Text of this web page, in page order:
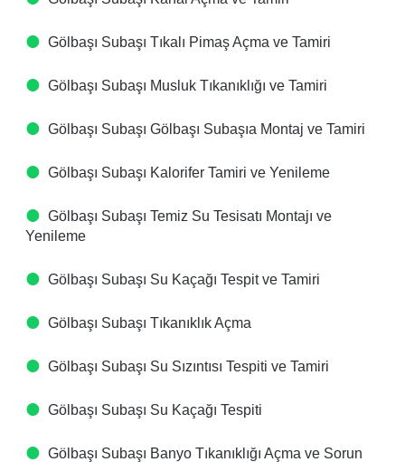
Gölbaşı Subaşı Tıkalı Pimaş Açma ve Tamiri
Gölbaşı Subaşı Musluk Tıkanıklığı ve Tamiri
Gölbaşı Subaşı Gölbaşı Subaşıa Montaj ve Tamiri
Gölbaşı Subaşı Kalorifer Tamiri ve Yenileme
Gölbaşı Subaşı Temiz Su Tesisatı Montajı ve
Yenileme
Gölbaşı Subaşı Su Kaçağı Tespit ve Tamiri
Gölbaşı Subaşı Tıkanıklık Açma
Gölbaşı Subaşı Su Sızıntısı Tespiti ve Tamiri
Gölbaşı Subaşı Su Kaçağı Tespiti
Gölbaşı Subaşı Banyo Tıkanıklığı Açma ve Sorun